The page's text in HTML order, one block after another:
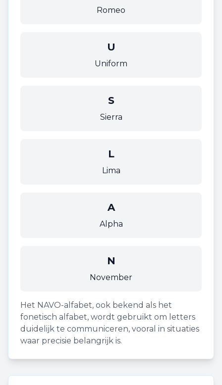
Romeo
U
Uniform
S
Sierra
L
Lima
A
Alpha
N
November
Het NAVO-alfabet, ook bekend als het
fonetisch alfabet, wordt gebruikt om letters
duidelijk te communiceren, vooral in situaties
waar precisie belangrijk is.